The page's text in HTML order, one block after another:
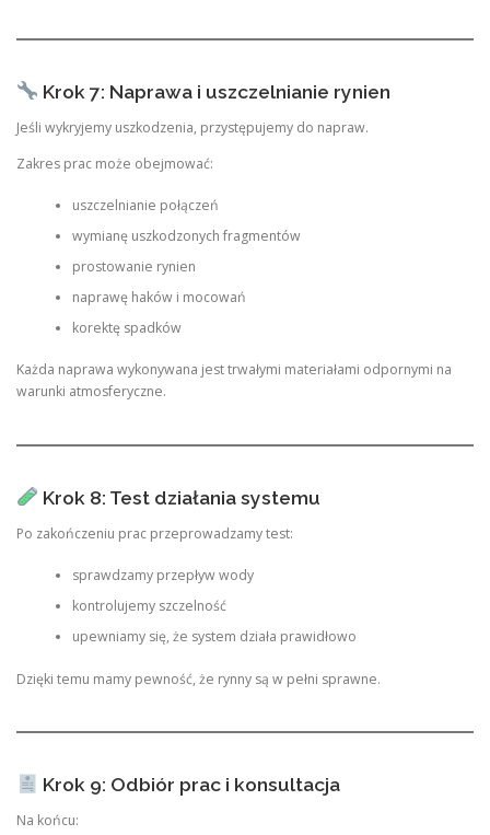
Krok 7: Naprawa i uszczelnianie rynien
Jeśli wykryjemy uszkodzenia, przystępujemy do napraw.
Zakres prac może obejmować:
uszczelnianie połączeń
wymianę uszkodzonych fragmentów
prostowanie rynien
naprawę haków i mocowań
korektę spadków
Każda naprawa wykonywana jest trwałymi materiałami odpornymi na
warunki atmosferyczne.
Krok 8: Test działania systemu
Po zakończeniu prac przeprowadzamy test:
sprawdzamy przepływ wody
kontrolujemy szczelność
upewniamy się, że system działa prawidłowo
Dzięki temu mamy pewność, że rynny są w pełni sprawne.
Krok 9: Odbiór prac i konsultacja
Na końcu: